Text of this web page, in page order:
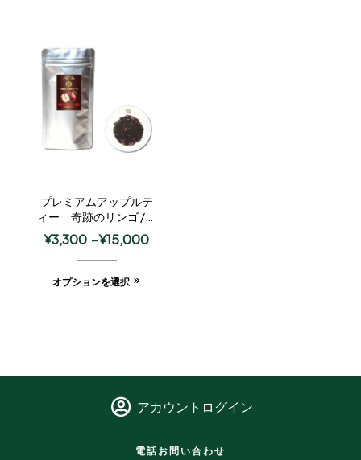
プレミアムアップルテ
ィー 奇跡のリンゴ /紅
玉
¥3,300 –¥15,000
オプションを選択
アカウントログイン
電話お問い合わせ